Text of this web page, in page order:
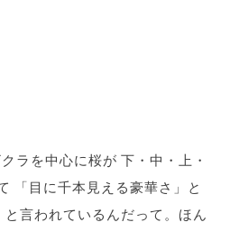
ラを中心に桜が 下・中・上・
「目に千本見える豪華さ」と
言われているんだって。ほん